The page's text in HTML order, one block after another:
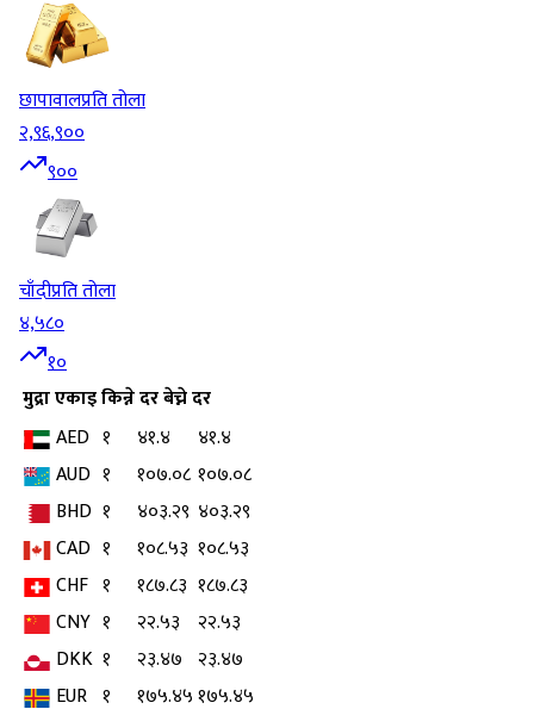
छापावालप्रति तोला
२,९६,९००
९००
चाँदीप्रति तोला
४,५८०
१०
मुद्राएकाइकिन्ने दरबेच्ने दर
AED १ ४१.४
४१.४
AUD १ १०७.०८ १०७.०८
BHD १ ४०३.२९ ४०३.२९
CAD १ १०८.५३ १०८.५३
CHF १ १८७.८३ १८७.८३
CNY १ २२.५३
२२.५३
DKK १ २३.४७ २३.४७
EUR १ १७५.४५१७५.४५